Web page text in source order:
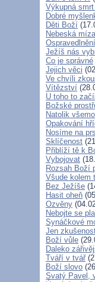
Výkupná
Dobré
Děti Boží
Nebeská míza
Ježíš nás
Co je správné
Jejich věci
Ve chvíli
Vítězství
U toho to
Božské
Natolik
Opakování
Nosíme na
Sklíčenost
Přiblíží tě k
Vybojovat
Rozsah Boží
Všude kolem
Bez Ježíše
Hasit oheň
Ozvěny
Nebojte se
Synáčkové
Jen
Boží vůle
Daleko
Tváří v tvář
Boží slovo
Svatý Pavel,